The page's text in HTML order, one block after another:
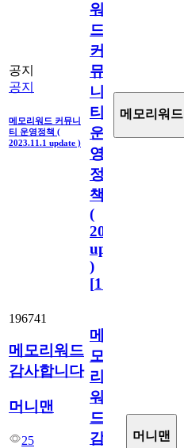
공지
공지
메모리워드 커뮤니
티 운영정책 (
2023.11.1 update )
워
드
커
뮤
니
티
운
영
정
책
(
2023.11.1
update
)
[110
메모리워드
196741
메모리워드
감사합니다
머니맨
25
메
모
리
워
드
감
머니맨